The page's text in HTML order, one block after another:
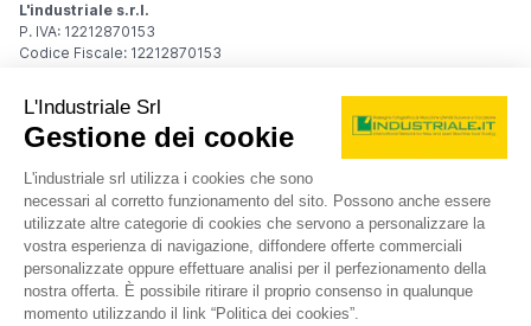
L'industriale s.r.l.
P. IVA: 12212870153
Codice Fiscale: 12212870153
Sede Legale
Via Carlo Dolci, 32
20148 Milano (MI)
Italy
Registro Imprese
Iscrizione R.I.: 12212870153
REA: MI-1539011
Capitale sociale: Euro 10.400,00 i.v.